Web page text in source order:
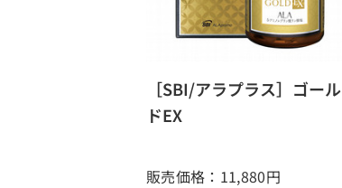
［SBI/アラプラス］ゴール
ドEX
販売価格：11,880円